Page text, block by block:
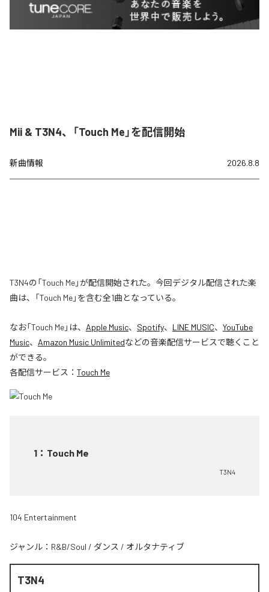
Mii & T3N4、「Touch Me」を配信開始
新曲情報 2026.8.8
T3N4の「Touch Me」が配信開始された。今回デジタル配信された楽
曲は、「Touch Me」を含む全1曲となっている。
なお「Touch Me」は、 Apple Music、 Spotify、 LINE MUSIC、 YouTube
Music、 Amazon Music Unlimitedなどの音楽配信サービスで聴くこと
ができる。
各配信サービス： Touch Me
1 ： Touch Me
T3N4
104 Entertainment
ジャンル： R&B/Soul / ダンス / オルタナティブ
T3N4